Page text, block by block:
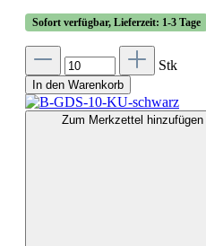
Sofort verfügbar, Lieferzeit: 1-3 Tage
Stk
In den Warenkorb
Zum Merkzettel hinzufügen